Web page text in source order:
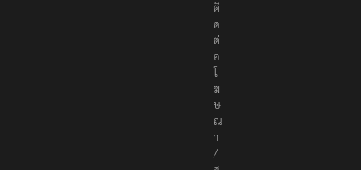
ติ
ด
ต่
อ
โ
ฆ
ษ
ณ
า
/